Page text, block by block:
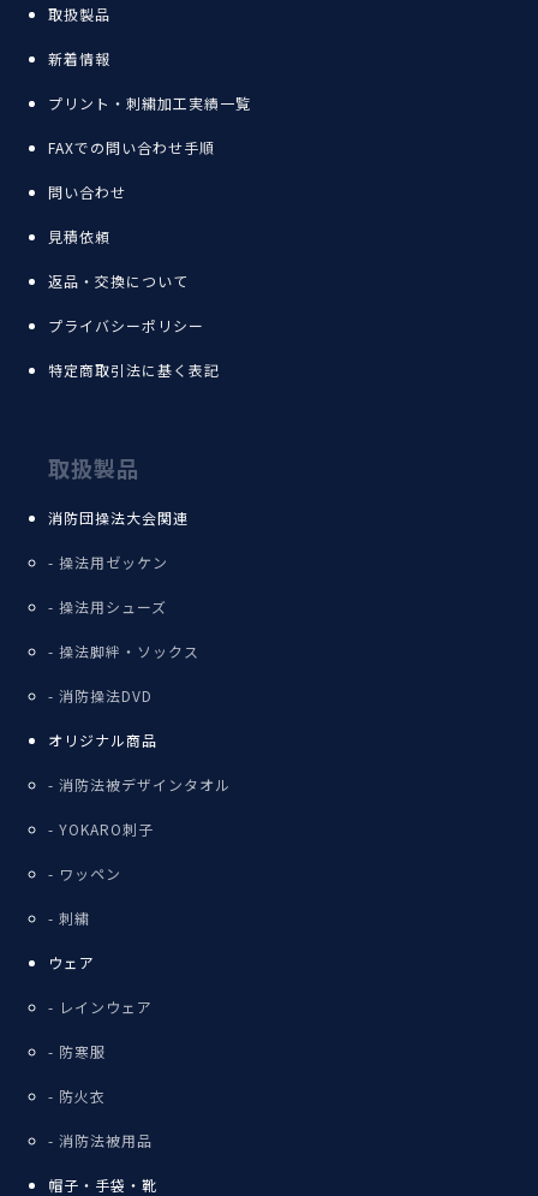
取扱製品
新着情報
プリント・刺繍加工実績一覧
FAXでの問い合わせ手順
問い合わせ
見積依頼
返品・交換について
プライバシーポリシー
特定商取引法に基く表記
取扱製品
消防団操法大会関連
操法用ゼッケン
操法用シューズ
操法脚絆・ソックス
消防操法DVD
オリジナル商品
消防法被デザインタオル
YOKARO刺子
ワッペン
刺繍
ウェア
レインウェア
防寒服
防火衣
消防法被用品
帽子・手袋・靴